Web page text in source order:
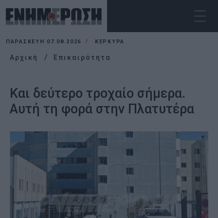
ΠΑΡΑΣΚΕΥΉ 07.08.2026 ΚΕΡΚΥΡΑ
Αρχική Επικαιρότητα
Και δεύτερο τροχαίο σήμερα.
Αυτή τη φορά στην Πλατυτέρα